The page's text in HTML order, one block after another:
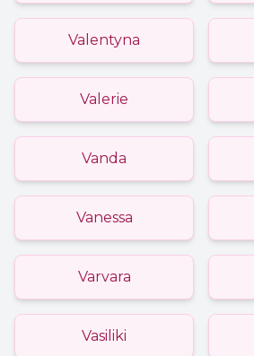
Valentyna
Valerie
Vanda
Vanessa
Varvara
Vasiliki